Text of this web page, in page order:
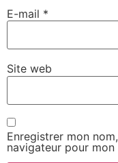
E-mail *
Site web
Enregistrer mon
navigateur pour